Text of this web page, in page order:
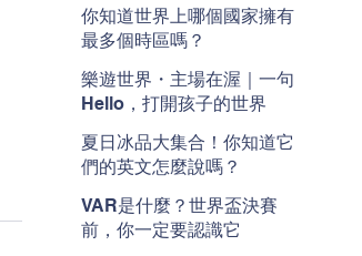
你知道世界上哪個國家擁有
最多個時區嗎？
樂遊世界・主場在渥｜一句
Hello，打開孩子的世界
夏日冰品大集合！你知道它
們的英文怎麼說嗎？
VAR是什麼？世界盃決賽
前，你一定要認識它